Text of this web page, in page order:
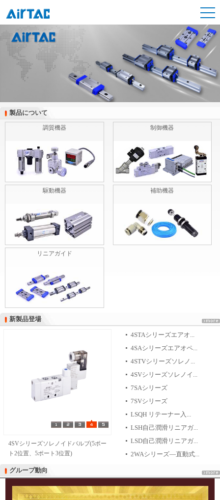
製品について
製品について
調質機器 制御機器
駆動機器 補助機器
リニアガイド
新製品登場
新製品登場
4SVシリーズソレノイドバルブ(5ポー
ト2位置、5ポート3位置)
4STAシリーズエアオ...
4SAシリーズエアオペ...
4STVシリーズソレノ...
4SVシリーズソレノイ...
7SAシリーズ
7SVシリーズ
LSQH リテーナー入...
LSH自己潤滑リニアガ...
LSD自己潤滑リニアガ...
2WAシリーズ―直動式...
グループ動向
グループ動向